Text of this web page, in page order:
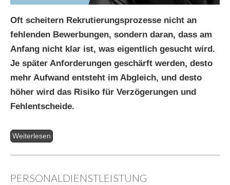
Oft scheitern Rekrutierungsprozesse nicht an
fehlenden Bewerbungen, sondern daran, dass am
Anfang nicht klar ist, was eigentlich gesucht wird.
Je später Anforderungen geschärft werden, desto
mehr Aufwand entsteht im Abgleich, und desto
höher wird das Risiko für Verzögerungen und
Fehlentscheide.
Weiterlesen
PERSONALDIENSTLEISTUNG